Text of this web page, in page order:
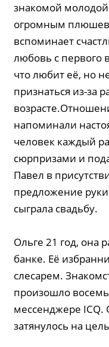
знакомой
огромным
вспоминает
любовь с первого
что любит её, но
признаться из-за
напоминали
человек каждый
сюрпризами и
Павел в
предложение
сыграла свадьбу.
Ольге 21 год, она
банке. Её
слесарем.
произошло
мессенджере
затянулось на